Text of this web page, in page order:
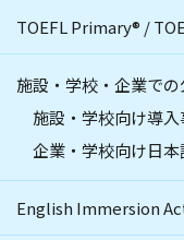
TOEFL Primary® /
施設・学校・企業で
施設・学校向け導入
企業・学校向け日本
English Immersion